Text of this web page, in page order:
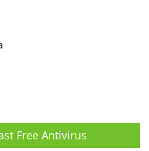
Free Antivirus